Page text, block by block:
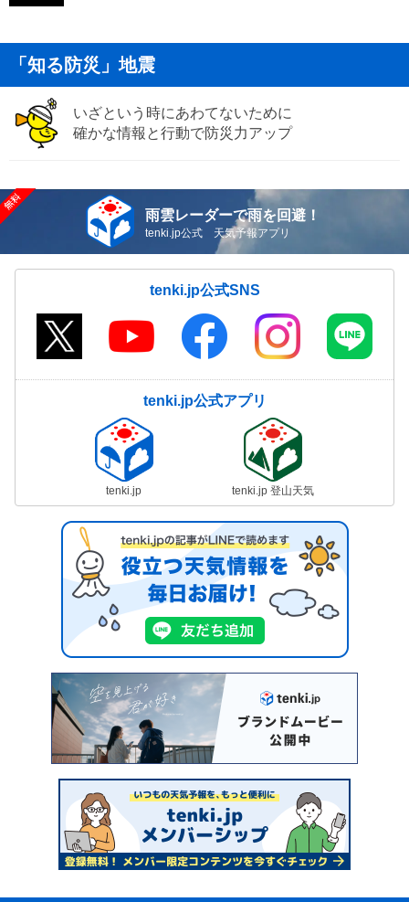
「知る防災」地震
いざという時にあわてないために
確かな情報と行動で防災力アップ
雨雲レーダーで雨を回避！
tenki.jp公式 天気予報アプリ
tenki.jp公式SNS
tenki.jp公式アプリ
tenki.jp tenki.jp 登山天気